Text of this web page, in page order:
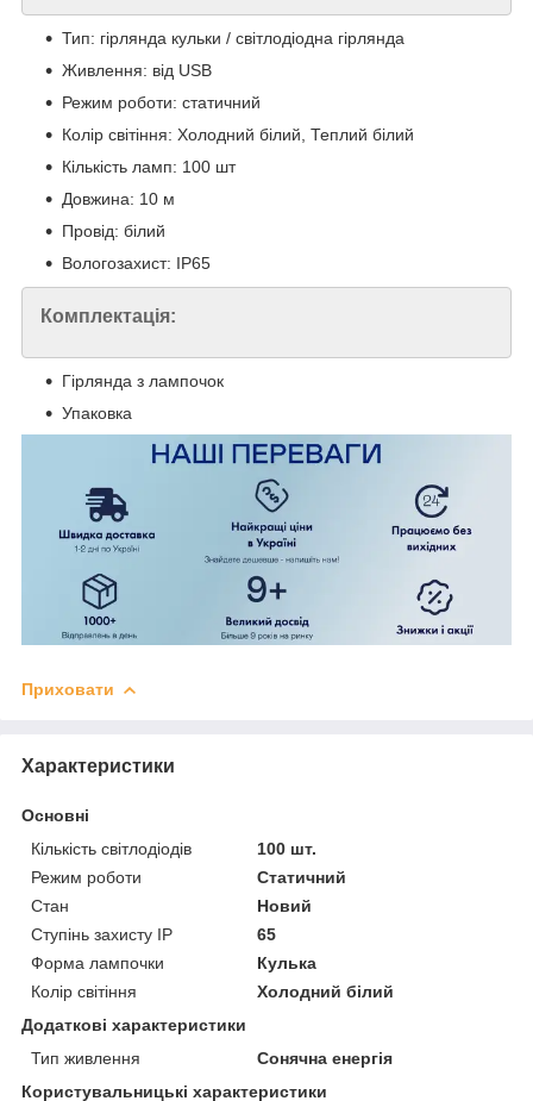
Тип: гірлянда кульки / світлодіодна гірлянда
Живлення: від USB
Режим роботи: статичний
Колір світіння: Холодний білий, Теплий білий
Кількість ламп: 100 шт
Довжина: 10 м
Провід: білий
Вологозахист: IP65
Комплектація:
Гірлянда з лампочок
Упаковка
Приховати
Характеристики
Основні
Кількість світлодіодів
100 шт.
Режим роботи
Статичний
Стан
Новий
Ступінь захисту IP
65
Форма лампочки
Кулька
Колір світіння
Холодний білий
Додаткові характеристики
Тип живлення
Сонячна енергія
Користувальницькі характеристики